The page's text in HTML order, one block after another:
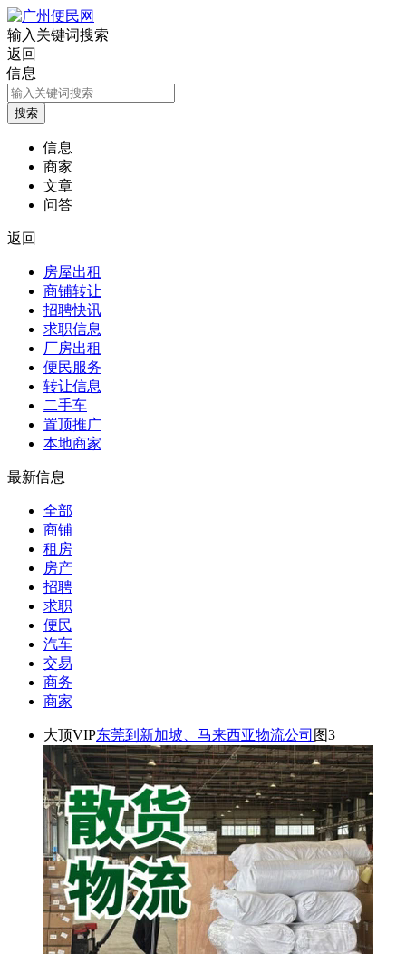
输入关键词搜索
返回
信息
信息
商家
文章
问答
返回
房屋出租
商铺转让
招聘快讯
求职信息
厂房出租
便民服务
转让信息
二手车
置顶推广
本地商家
最新信息
全部
商铺
租房
房产
招聘
求职
便民
汽车
交易
商务
商家
大顶VIP东莞到新加坡、马来西亚物流公司 图3